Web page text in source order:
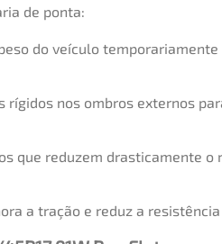
de ponta:
do veículo
rígidos nos ombros externos
que reduzem drasticamente
a tração e reduz a